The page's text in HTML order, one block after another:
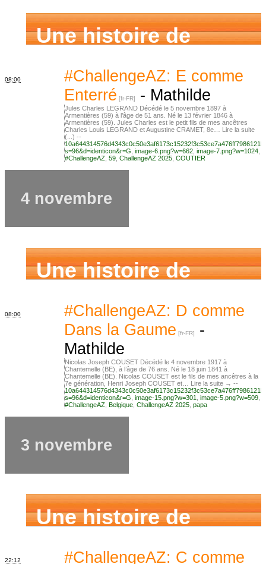
Une histoire de
famille
08:00
#ChallengeAZ: E comme
Enterré
- Mathilde
Jules Charles LEGRAND Décédé le 5 novembre 1897 à
Armentières (59) à l’âge de 51 ans. Né le 13 février 1846 à
Armentières (59). Jules Charles est le petit fils de mes ancêtres
Charles Louis LEGRAND et Augustine CRAMET, 8e… Lire la suite
(...) --
s=96&d=identicon&r=G image-6.png?w=662 image-7.png?w=1024
#ChallengeAZ 59 ChallengeAZ 2025 COUTIER
4 novembre
Une histoire de
famille
08:00
#ChallengeAZ: D comme
Dans la Gaume
-
Mathilde
Nicolas Joseph COUSET Décédé le 4 novembre 1917 à
Chantemelle (BE), à l’âge de 76 ans. Né le 18 juin 1841 à
Chantemelle (BE). Nicolas COUSET est le fils de mes ancêtres à la
7e génération, Henri Joseph COUSET et… Lire la suite → --
s=96&d=identicon&r=G image-15.png?w=301 image-5.png?w=509
#ChallengeAZ Belgique ChallengeAZ 2025 papa
3 novembre
Une histoire de
famille
22:12
#ChallengeAZ: C comme